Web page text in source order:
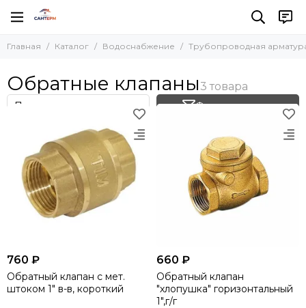
Водоснабжение
Трубопроводная арматура
Трубопроводная арматура
Обратные клапаны
Фильтра
Распределительные коллектора
Запорная арматура
Измерительные приборы
Насосы
Уплотнительные материалы
Гидроаккумуляторы
Крепеж
Теплоизоляция
Главная Каталог Водоснабжение Трубопроводная
Обратные клапаны
Фильтр товаров
760 ₽
Обратный клапан с мет.
штоком 1" в-в, короткий
660 ₽
Обратный клапан
"хлопушка" горизонтальный
1",г/г